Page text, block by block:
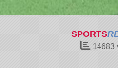
SPORTS
14683